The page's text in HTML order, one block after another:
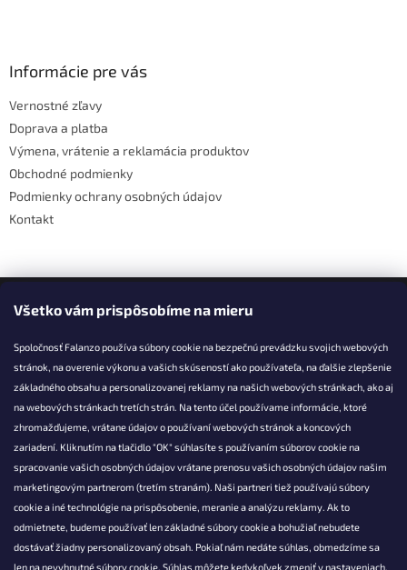
Všetko vám prispôsobíme na mieru
Spoločnosť Falanzo používa súbory cookie na bezpečnú prevádzku svojich webových
stránok, na overenie výkonu a vašich skúseností ako používateľa, na ďalšie zlepšenie
základného obsahu a personalizovanej reklamy na našich webových stránkach, ako aj
na webových stránkach tretích strán. Na tento účel používame informácie, ktoré
zhromažďujeme, vrátane údajov o používaní webových stránok a koncových
zariadení. Kliknutím na tlačidlo "OK" súhlasíte s používaním súborov cookie na
spracovanie vašich osobných údajov vrátane prenosu vašich osobných údajov našim
marketingovým partnerom (tretím stranám). Naši partneri tiež používajú súbory
cookie a iné technológie na prispôsobenie, meranie a analýzu reklamy. Ak to
odmietnete, budeme používať len základné súbory cookie a bohužiaľ nebudete
dostávať žiadny personalizovaný obsah. Pokiaľ nám nedáte súhlas, obmedzíme sa
len na nevyhnutné súbory cookie. Súhlas môžete kedykoľvek zmeniť v nastaveniach.
Informácie pre vás
Vernostné zľavy
Doprava a platba
Výmena, vrátenie a reklamácia produktov
Obchodné podmienky
Podmienky ochrany osobných údajov
Kontakt
Facebook
KONTAKT
info@falanzo.sk
Falanzo.sk
FalanzoSK